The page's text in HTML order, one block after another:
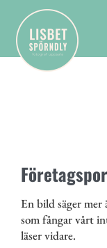
En bild säger
som fångar vårt
läser vidare.